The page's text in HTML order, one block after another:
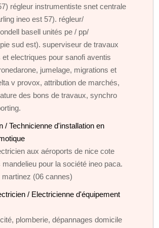
régleur instrumentiste snet centrale
ineo est 57). régleur/
basell unités pe / pp/
sud est). superviseur de travaux
electriques pour sanofi aventis
jumelage, migrations et
v provox, attribution de marchés,
des bons de travaux, synchro
/ Technicienne d'installation en
aux aéroports de nice cote
pour la société ineo paca.
(06 cannes)
/ Electricienne d'équipement
plomberie, dépannages domicile